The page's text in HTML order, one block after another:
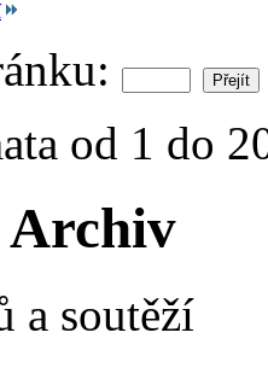
od 1 do
Archiv
a soutěží